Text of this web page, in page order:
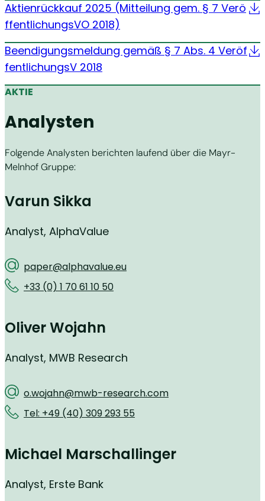
Aktienrückkauf 2025 (Mitteilung gem. § 7 Verö
ffentlichungsVO 2018)
Beendigungsmeldung gemäß § 7 Abs. 4 Veröf
fentlichungsV 2018
AKTIE
Analysten
Folgende Analysten berichten laufend über die Mayr-
Melnhof Gruppe:
Varun Sikka
Analyst, AlphaValue
paper@alphavalue.eu
+33 (0) 1 70 61 10 50
Oliver Wojahn
Analyst, MWB Research
o.wojahn@mwb-research.com
Tel: +49 (40) 309 293 55
Michael Marschallinger
Analyst, Erste Bank